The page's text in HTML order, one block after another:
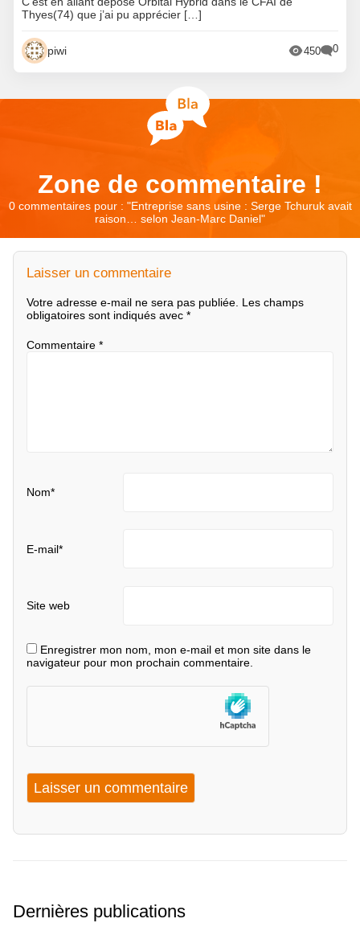
Thyes(74) que j’ai pu apprécier […]
piwi 450 0
Zone de commentaire !
0 commentaires pour : "Entreprise sans usine : Serge Tchuruk avait
raison… selon Jean-Marc Daniel"
Laisser un commentaire
Votre adresse e-mail ne sera pas publiée. Les champs
obligatoires sont indiqués avec *
Commentaire *
Nom*
E-mail*
Site web
Enregistrer mon nom, mon e-mail et mon site dans le
navigateur pour mon prochain commentaire.
Dernières publications